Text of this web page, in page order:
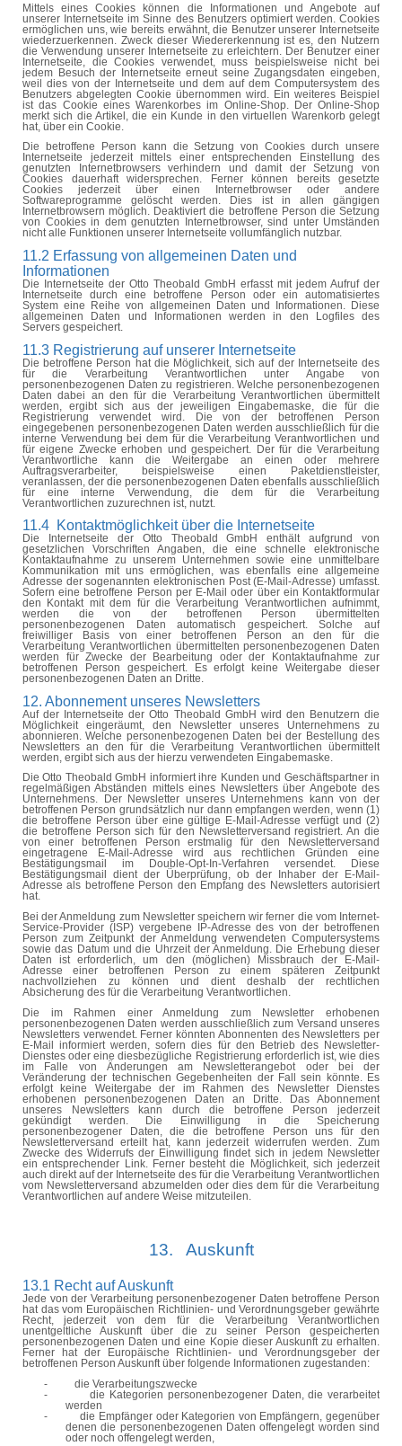
Mittels eines Cookies können die Informationen und Angebote auf
unserer Internetseite im Sinne des Benutzers optimiert werden. Cookies
ermöglichen uns, wie bereits erwähnt, die Benutzer unserer Internetseite
wiederzuerkennen. Zweck dieser Wiedererkennung ist es, den Nutzern
die Verwendung unserer Internetseite zu erleichtern. Der Benutzer einer
Internetseite, die Cookies verwendet, muss beispielsweise nicht bei
jedem Besuch der Internetseite erneut seine Zugangsdaten eingeben,
weil dies von der Internetseite und dem auf dem Computersystem des
Benutzers abgelegten Cookie übernommen wird. Ein weiteres Beispiel
ist das Cookie eines Warenkorbes im Online-Shop. Der Online-Shop
merkt sich die Artikel, die ein Kunde in den virtuellen Warenkorb gelegt
hat, über ein Cookie.
Die betroffene Person kann die Setzung von Cookies durch unsere
Internetseite jederzeit mittels einer entsprechenden Einstellung des
genutzten Internetbrowsers verhindern und damit der Setzung von
Cookies dauerhaft widersprechen. Ferner können bereits gesetzte
Cookies jederzeit über einen Internetbrowser oder andere
Softwareprogramme gelöscht werden. Dies ist in allen gängigen
Internetbrowsern möglich. Deaktiviert die betroffene Person die Setzung
von Cookies in dem genutzten Internetbrowser, sind unter Umständen
nicht alle Funktionen unserer Internetseite vollumfänglich nutzbar.
11.2 Erfassung von allgemeinen Daten und
Informationen
Die Internetseite der Otto Theobald GmbH erfasst mit jedem Aufruf der
Internetseite durch eine betroffene Person oder ein automatisiertes
System eine Reihe von allgemeinen Daten und Informationen. Diese
allgemeinen Daten und Informationen werden in den Logfiles des
Servers gespeichert.
11.3 Registrierung auf unserer Internetseite
Die betroffene Person hat die Möglichkeit, sich auf der Internetseite des
für die Verarbeitung Verantwortlichen unter Angabe von
personenbezogenen Daten zu registrieren. Welche personenbezogenen
Daten dabei an den für die Verarbeitung Verantwortlichen übermittelt
werden, ergibt sich aus der jeweiligen Eingabemaske, die für die
Registrierung verwendet wird. Die von der betroffenen Person
eingegebenen personenbezogenen Daten werden ausschließlich für die
interne Verwendung bei dem für die Verarbeitung Verantwortlichen und
für eigene Zwecke erhoben und gespeichert. Der für die Verarbeitung
Verantwortliche kann die Weitergabe an einen oder mehrere
Auftragsverarbeiter, beispielsweise einen Paketdienstleister,
veranlassen, der die personenbezogenen Daten ebenfalls ausschließlich
für eine interne Verwendung, die dem für die Verarbeitung
Verantwortlichen zuzurechnen ist, nutzt.
11.4 Kontaktmöglichkeitüber die Internetseite
Die Internetseite der Otto Theobald GmbH enthält aufgrund von
gesetzlichen Vorschriften Angaben, die eine schnelle elektronische
Kontaktaufnahme zu unserem Unternehmen sowie eine unmittelbare
Kommunikation mit uns ermöglichen, was ebenfalls eine allgemeine
Adresse der sogenannten elektronischen Post (E-Mail-Adresse) umfasst.
Sofern eine betroffene Person per E-Mail oder über ein Kontaktformular
den Kontakt mit dem für die Verarbeitung Verantwortlichen aufnimmt,
werden die von der betroffenen Person übermittelten
personenbezogenen Daten automatisch gespeichert. Solche auf
freiwilliger Basis von einer betroffenen Person an den für die
Verarbeitung Verantwortlichen übermittelten personenbezogenen Daten
werden für Zwecke der Bearbeitung oder der Kontaktaufnahme zur
betroffenen Person gespeichert. Es erfolgt keine Weitergabe dieser
personenbezogenen Daten an Dritte.
12. Abonnement unseres Newsletters
Auf der Internetseite der Otto Theobald GmbH wird den Benutzern die
Möglichkeit eingeräumt, den Newsletter unseres Unternehmens zu
abonnieren. Welche personenbezogenen Daten bei der Bestellung des
Newsletters an den für die Verarbeitung Verantwortlichen übermittelt
werden, ergibt sich aus der hierzu verwendeten Eingabemaske.
Die Otto Theobald GmbH informiert ihre Kunden und Geschäftspartner in
regelmäßigen Abständen mittels eines Newsletters über Angebote des
Unternehmens. Der Newsletter unseres Unternehmens kann von der
betroffenen Person grundsätzlich nur dann empfangen werden, wenn (1)
die betroffene Person über eine gültige E-Mail-Adresse verfügt und (2)
die betroffene Person sich für den Newsletterversand registriert. An die
von einer betroffenen Person erstmalig für den
Newsletterversand
eingetragene E-Mail-Adresse wird aus rechtlichen Gründen eine
Bestätigungsmail im Double-Opt-In-Verfahren versendet. Diese
Bestätigungsmail dient der Überprüfung, ob der Inhaber der E-Mail-
Adresse als betroffene Person den Empfang des Newsletters autorisiert
hat.
Bei der Anmeldung zum Newsletter speichern wir ferner die vom Internet-
Service-Provider (ISP) vergebene IP-Adresse des von der betroffenen
Person zum Zeitpunkt der Anmeldung verwendeten Computersystems
sowie das Datum und die Uhrzeit der Anmeldung. Die Erhebung dieser
Daten ist erforderlich, um den (möglichen) Missbrauch der E-Mail-
Adresse einer betroffenen Person zu einem späteren Zeitpunkt
nachvollziehen zu können und dient deshalb der rechtlichen
Absicherung des für die Verarbeitung Verantwortlichen.
Die im Rahmen einer Anmeldung zum Newsletter erhobenen
personenbezogenen Daten werden ausschließlich zum Versand unseres
Newsletters verwendet. Ferner könnten Abonnenten des Newsletters per
E-Mail informiert werden, sofern dies für den Betrieb des Newsletter-
Dienstes oder eine diesbezügliche Registrierung erforderlich ist, wie dies
im Falle von Änderungen am Newsletterangebot oder bei der
Veränderung der technischen Gegebenheiten der Fall sein könnte. Es
erfolgt keine Weitergabe der im Rahmen des Newsletter Dienstes
erhobenen personenbezogenen Daten an Dritte. Das Abonnement
unseres Newsletters kann durch die betroffene Person jederzeit
gekündigt werden. Die Einwilligung in die Speicherung
personenbezogener Daten, die die betroffene Person uns für den
Newsletterversand erteilt hat, kann jederzeit widerrufen werden. Zum
Zwecke des Widerrufs der Einwilligung findet sich in jedem Newsletter
ein entsprechender Link. Ferner besteht die Möglichkeit, sich jederzeit
auch direkt auf der Internetseite des für die Verarbeitung Verantwortlichen
vom Newsletterversand abzumelden oder dies dem für die Verarbeitung
Verantwortlichen auf andere Weise mitzuteilen.
13. Auskunft
13.1 Recht auf Auskunft
Jede von der Verarbeitung personenbezogener Daten betroffene Person
hat das vom Europäischen Richtlinien- und Verordnungsgeber gewährte
Recht, jederzeit von dem für die Verarbeitung Verantwortlichen
unentgeltliche Auskunft über die zu seiner Person gespeicherten
personenbezogenen Daten und eine Kopie dieser Auskunft zu erhalten.
Ferner hat der Europäische Richtlinien- und Verordnungsgeber der
betroffenen Person Auskunft über folgende Informationen zugestanden:
-
die Verarbeitungszwecke
-
die Kategorien personenbezogener Daten, die verarbeitet
werden
-
die Empfänger oder Kategorien von Empfängern, gegenüber
denen die personenbezogenen Daten offengelegt worden sind
oder noch offengelegt werden,